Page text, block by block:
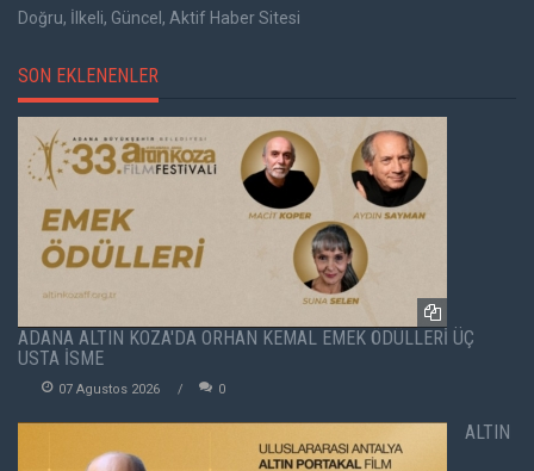
Doğru, İlkeli, Güncel, Aktif Haber Sitesi
SON EKLENENLER
ADANA ALTIN KOZA'DA ORHAN KEMAL EMEK ÖDÜLLERİ ÜÇ
USTA İSME
07 Agustos 2026 0
ALTIN